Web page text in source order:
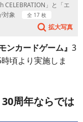
CELEBRATION」と「エ
対象
全 17 枚
拡大写真
ンカードゲーム』 3
頃より実施しま
周年ならでは